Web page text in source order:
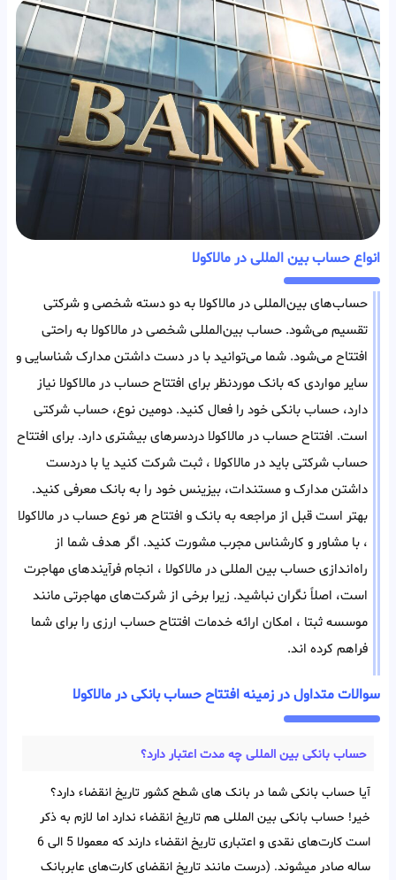
انواع حساب بین المللی در مالاکولا
حساب‌های بین‌المللی در مالاکولا به دو دسته شخصی و شرکتی
تقسیم می‌شود. حساب بین‌المللی شخصی در مالاکولا به راحتی
افتتاح می‌شود. شما می‌توانید با در دست داشتن مدارک شناسایی و
سایر مواردی که بانک مورد‌نظر برای افتتاح حساب در مالاکولا نیاز
دارد، حساب بانکی خود را فعال کنید. دومین نوع، حساب شرکتی
است. افتتاح حساب در مالاکولا دردسر‌های بیشتری دارد. برای افتتاح
حساب شرکتی باید در مالاکولا ، ثبت شرکت کنید یا با در‌دست
داشتن مدارک و مستندات، بیزینس خود را به بانک معرفی کنید.
بهتر است قبل از مراجعه به بانک و افتتاح هر‌ نوع حساب در مالاکولا
، با مشاور و کارشناس مجرب مشورت کنید. اگر هدف شما از
راه‌اندازی حساب بین المللی در مالاکولا ، انجام فرآیند‌های مهاجرت
است، اصلاً نگران نباشید. زیرا برخی از شرکت‌های مهاجرتی مانند
موسسه ثبتا ، امکان ارائه خدمات افتتاح حساب ارزی را برای شما
فراهم کرده اند.
سوالات متداول در زمینه افتتاح حساب بانکی در مالاکولا
حساب بانکی بین‌ المللی چه مدت اعتبار دارد؟
آیا حساب بانکی شما در بانک های شطح کشور تاریخ انقضاء دارد؟
خیر! حساب بانکی بین‌ المللی هم تاریخ انقضاء ندارد اما لازم به ذکر
است کارت‌های نقدی و اعتباری تاریخ انقضاء دارند که معمولا 5 الی 6
ساله صادر میشوند. (درست مانند تاریخ انقضای کارت‌های عابربانک